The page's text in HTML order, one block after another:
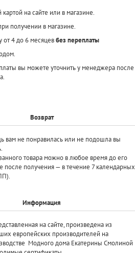
на сайте или в магазине.
получении в магазине.
от 4 до 6 месяцевбез переплаты
вы можете уточнить у менеджера после
Возврат
вам не понравилась или не подошла вы
товара можно в любое время до его
после получения — в течение 7 календарных
Информация
на сайте, произведена из
европейских производителей на
Модного дома Екатерины Смолиной